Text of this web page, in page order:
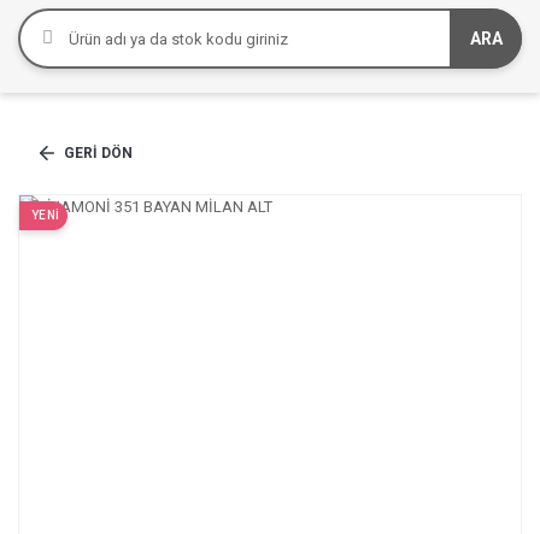
ARA
GERI DÖN
YENİ